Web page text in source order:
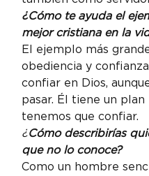
¿Cómo te ayuda el
mejor cristiana en la
El ejemplo más
obediencia y
confiar en Dios,
pasar. Él tiene un
tenemos que confiar.
¿Cómo describirías
que no lo conoce?
Como un hombre